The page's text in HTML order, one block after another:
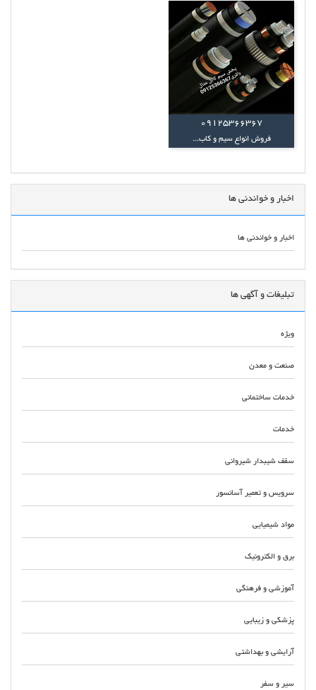
09125366367
فروش انواع سیم و کاب...
اخبار و خواندنی ها
اخبار و خواندنی ها
تبلیغات و آگهی ها
ویژه
صنعت و معدن
خدمات ساختمانی
خدمات
سقف شیبدار شیروانی
سرویس و تعمیر آسانسور
مواد شیمیایی
برق و الکترونیک
آموزشی و فرهنگی
پزشکی و زیبایی
آرایشی و بهداشتی
سیر و سفر